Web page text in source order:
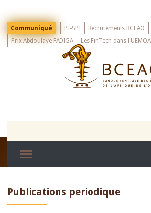
mainMenu
Top
Communiqué PI-SPI Recrutements BCEAO
Prix Abdoulaye FADIGA
Les FinTech dans l'UEMOA
Publications periodique